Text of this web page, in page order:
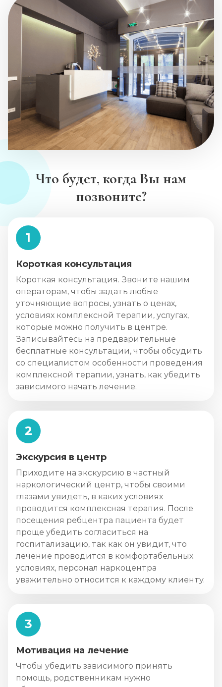
Что будет, когда Вы нам
позвоните?
1
Короткая консультация
Короткая консультация. Звоните нашим
операторам, чтобы задать любые
уточняющие вопросы, узнать о ценах,
условиях комплексной терапии, услугах,
которые можно получить в центре.
Записывайтесь на предварительные
бесплатные консультации, чтобы обсудить
со специалистом особенности проведения
комплексной терапии, узнать, как убедить
зависимого начать лечение.
2
Экскурсия в центр
Приходите на экскурсию в частный
наркологический центр, чтобы своими
глазами увидеть, в каких условиях
проводится комплексная терапия. После
посещения ребцентра пациента будет
проще убедить согласиться на
госпитализацию, так как он увидит, что
лечение проводится в комфортабельных
условиях, персонал наркоцентра
уважительно относится к каждому клиенту.
3
Мотивация на лечение
Чтобы убедить зависимого принять
помощь, родственникам нужно